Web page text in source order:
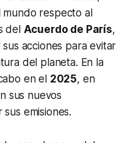
mundo respecto al
del Acuerdo de París,
acciones para evitar
del planeta. En la
en el 2025, en
sus nuevos
emisiones.